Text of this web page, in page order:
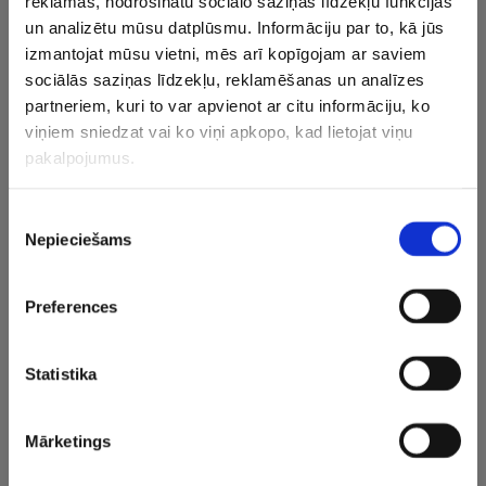
un analizētu mūsu datplūsmu. Informāciju par to, kā jūs
izmantojat mūsu vietni, mēs arī kopīgojam ar saviem
sociālās saziņas līdzekļu, reklamēšanas un analīzes
partneriem, kuri to var apvienot ar citu informāciju, ko
viņiem sniedzat vai ko viņi apkopo, kad lietojat viņu
pakalpojumus.
izvēle
Nepieciešams
Preferences
Statistika
Mārketings
Sankristovala de la Lagunas “Tenerife”.
UCAM, “Real” un “Lleida” ar trīs uzvarām četrās spēlēs
ieņem attiecīgi trešo, sesto un septīto vietu, “Baxi” ar
bilanci 2-3 atrodas 11. pozīcijā, “Baskonia” divas uzvaras
četrās cīņās dod 12. vietu, bet “Rio Breogan” guvusi divus
panākumus piecos mačos un ieņem 13. vietu 18 komandu
Lasmanis un Ķīnas